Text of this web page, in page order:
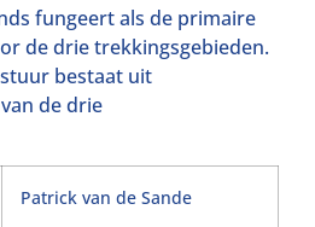
fungeert als de primaire
de drie trekkingsgebieden.
bestaat uit
de drie
Patrick van de Sande